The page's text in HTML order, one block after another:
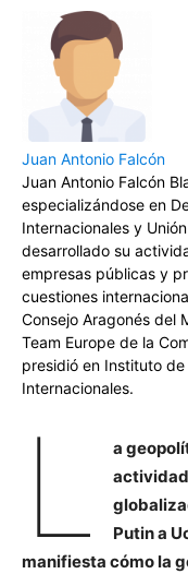
Juan Antonio Falcón
Juan Antonio Falcón
especializándose en
Internacionales y
desarrollado su
empresas públicas y
cuestiones
Consejo Aragonés del
Team Europe de la
presidió en Instituto de
Internacionales.
L
a
actividad
Putin a
manifiesta cómo la